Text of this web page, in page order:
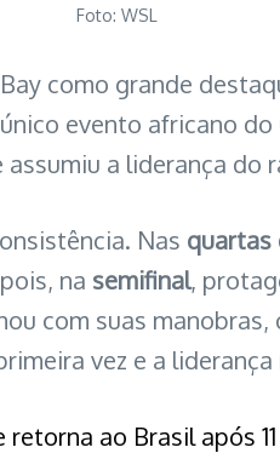
Foto: WSL
como grande
evento africano
a liderança do
Nas quartas
na semifinal,
com suas
vez e a
ao Brasil após